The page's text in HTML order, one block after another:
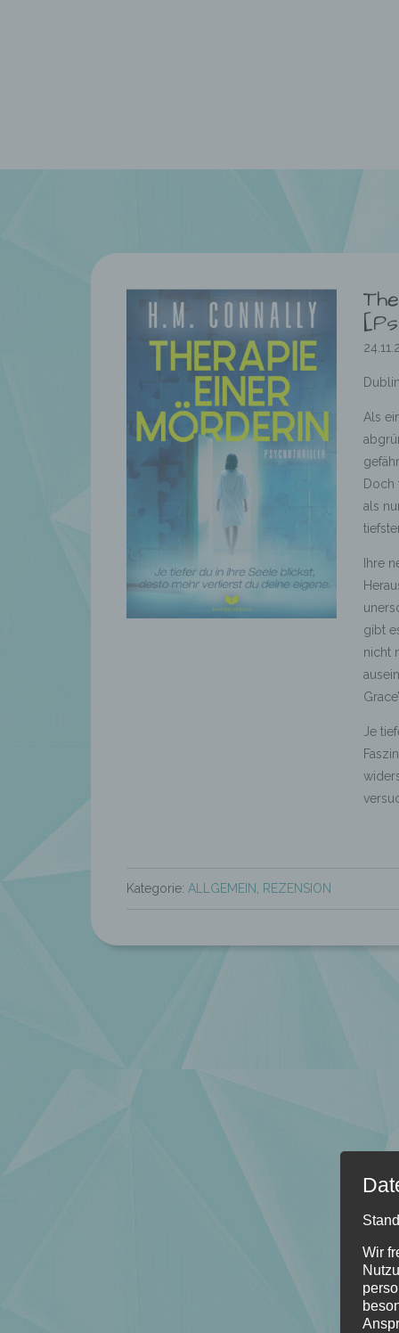
Als
Doch
als
Ihre
gibt
nicht
Je
Kategorie: ALLGEMEIN REZENSION
Wir